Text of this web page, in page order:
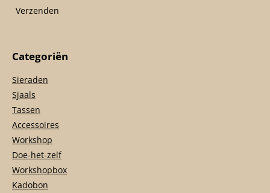
Verzenden
Categoriën
Sieraden
Sjaals
Tassen
Accessoires
Workshop
Doe-het-zelf
Workshopbox
Kadobon